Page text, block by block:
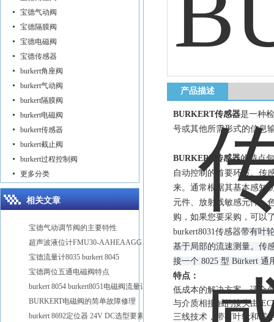
产品描述
BURKERT传感器是一种
号或其他所需形式的信息
BURKERT传感器的特点
自动控制的首要环节。传
来。通常根据其基本感知
元件、放射线敏感元件、
购，如果您要采购，可以
burkert8031传感器带有叶
基于局部的流速测量。传
接一个 8025 型 Bürkert 通
特点：
低成本的解决方案，适合
与介质相接触的接头由
三线技术，带有叶轮和霍
宝德气动阀
宝德隔膜阀
宝德电磁阀
宝德传感器
burkert角座阀
burkert气动阀
burkert隔膜阀
burkert电磁阀
burkert传感器
burkert截止阀
burkert过程控制阀
更多分类
相关文章
宝德气动调节阀的主要特性
宝德流量计8035 burkert 8045
宝德两位五通电磁阀特点
burkert 8054 burkert8051电磁阀流量计
BURKERT电磁阀的简单故障修理
burkert 8692定位器 24V DC选型要素